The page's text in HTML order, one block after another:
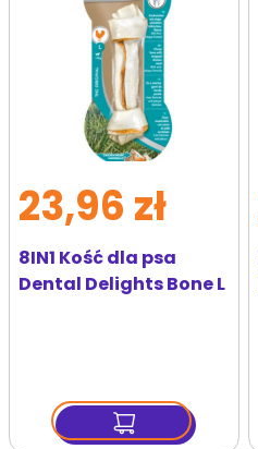
8IN1 Kość dla psa
Dental Delights Bone L
23,96 zł